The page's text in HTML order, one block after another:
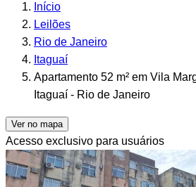
Início
Leilões
Rio de Janeiro
Itaguaí
Apartamento 52 m² em Vila
Itaguaí - Rio de Janeiro
Ver no mapa
Acesso exclusivo para usuários